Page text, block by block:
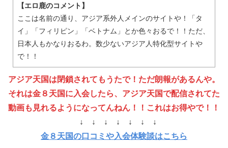
【エロ鹿のコメント】
ここは名前の通り、アジア系外人メインのサイトや！「タ
イ」「フィリピン」「ベトナム」とか色々おるで！！ただ、
日本人もかなりおるわ。数少ないアジア人特化型サイトや
で！！
アジア天国は閉鎖されてもうたで！ただ朗報があるんや。
それは金８天国に入会したら、アジア天国で配信されてた
動画も見れるようになってんねん！！これはお得やで！！
↓ ↓ ↓ ↓ ↓ ↓ ↓
金８天国の口コミや入会体験談はこちら